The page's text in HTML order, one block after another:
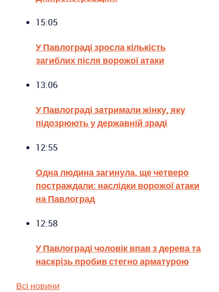
15:05
У Павлограді зросла кількість
загиблих після ворожої атаки
13:06
У Павлограді затримали жінку, яку
підозрюють у державній зраді
12:55
Одна людина загинула, ще четверо
постраждали: наслідки ворожої атаки
на Павлоград
12:58
У Павлограді чоловік впав з дерева та
наскрізь пробив стегно арматурою
Всі новини